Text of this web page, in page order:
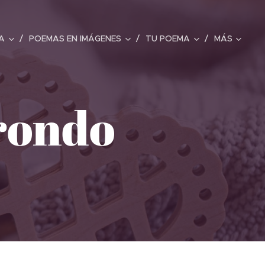
POEMAS EN IMÁGENES TU POEMA MÁS